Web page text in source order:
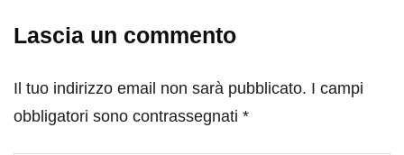
Lascia un commento
Il tuo indirizzo email non sarà pubblicato. I campi
obbligatori sono contrassegnati *